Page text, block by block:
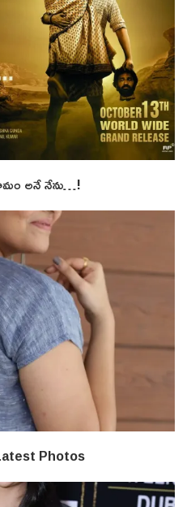
అనే నేను…!
Photos